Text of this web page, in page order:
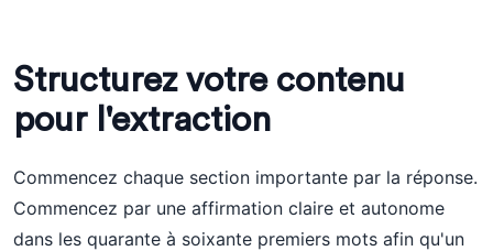
Structurez votre contenu
pour l'extraction
Commencez chaque section importante par la réponse.
Commencez par une affirmation claire et autonome
dans les quarante à soixante premiers mots afin qu'un